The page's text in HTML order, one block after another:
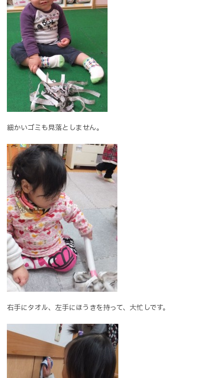
細かいゴミも見落としません。
右手にタオル、左手にほうきを持って、大忙しです。